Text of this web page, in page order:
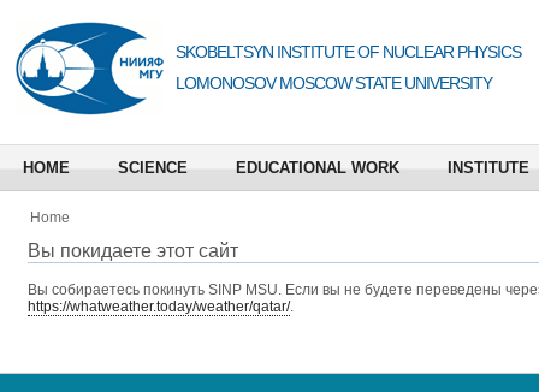
SKOBELTSYN INSTITUTE OF NUCLEAR PHYSICS
LOMONOSOV MOSCOW STATE UNIVERSITY
HOME SCIENCE EDUCATIONAL WORK INSTITUTE
Home
Вы покидаете этот сайт
Вы собираетесь покинуть SINP MSU. Если вы не будете переведены
https://whatweather.today/weather/qatar/.